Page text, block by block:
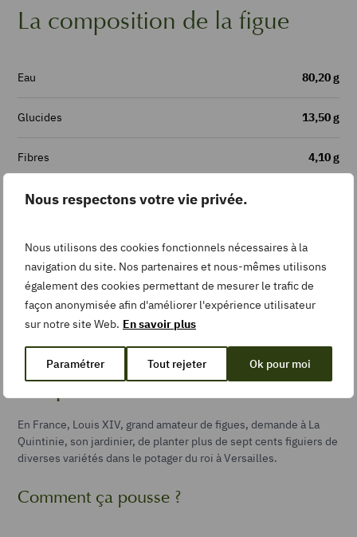
Nous respectons votre vie privée.
Nous utilisons des cookies fonctionnels nécessaires à la
navigation du site. Nos partenaires et nous-mêmes utilisons
également des cookies permettant de mesurer le trafic de
façon anonymisée afin d'améliorer l'expérience utilisateur
sur notre site Web. En savoir plus
Paramétrer Tout rejeter Ok pour moi
La composition de la figue
Eau 80,20 g
Glucides 13,50 g
Fibres 4,10 g
Vitamine B9
Potassium
Source : Aprifel
Un peu d’histoire
En France, Louis XIV, grand amateur de figues, demande à La
Quintinie, son jardinier, de planter plus de sept cents figuiers de
diverses variétés dans le potager du roi à Versailles.
Comment ça pousse ?